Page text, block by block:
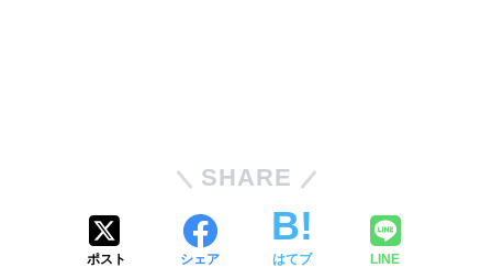
SHARE
ポスト シェア はてブ LINE